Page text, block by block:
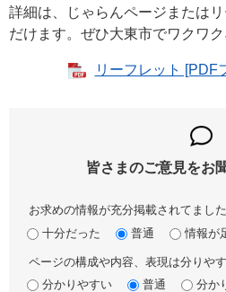
詳細は、じゃらんページまたは
だけます。ぜひ大東市でワクワ
リーフレット [PDF
皆さまのご意見をお
お求めの情報が充分掲載されてまし
十分だった
普通 情報が
ページの構成や内容、表現は分りや
分かりやすい
普通 分か